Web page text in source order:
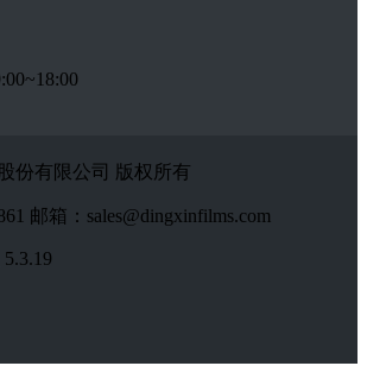
份有限公司 版权所有
邮箱：sales@dingxinfilms.com
5.3.19